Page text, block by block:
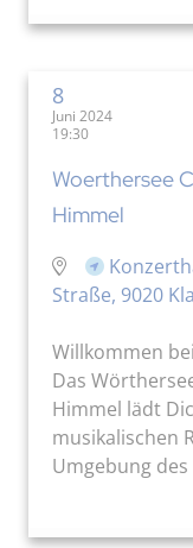
8
Juni 2024
19:30
Woerthersee
Himmel
Straße, 9020
Willkommen
Das
Himmel lädt
musikalischen
Umgebung des